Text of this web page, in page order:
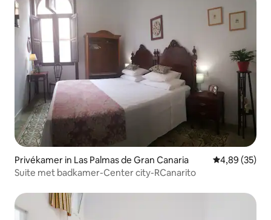
Privékamer in Las Palmas de Gran Canaria Gemiddelde
4,89 (35)
Suite met badkamer-Center city-RCanarito